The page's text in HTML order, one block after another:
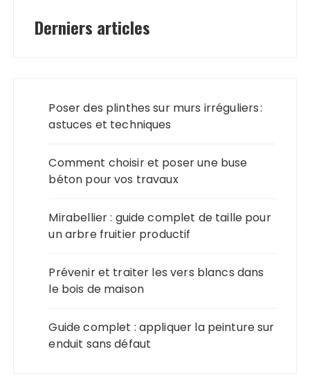
Derniers articles
Poser des plinthes sur murs irréguliers :
astuces et techniques
Comment choisir et poser une buse
béton pour vos travaux
Mirabellier : guide complet de taille pour
un arbre fruitier productif
Prévenir et traiter les vers blancs dans
le bois de maison
Guide complet : appliquer la peinture sur
enduit sans défaut